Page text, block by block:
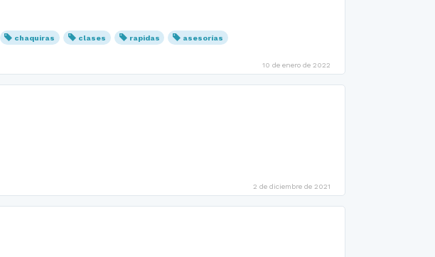
chaquiras clases rapidas asesorías
10 de enero de 2022
2 de diciembre de 2021